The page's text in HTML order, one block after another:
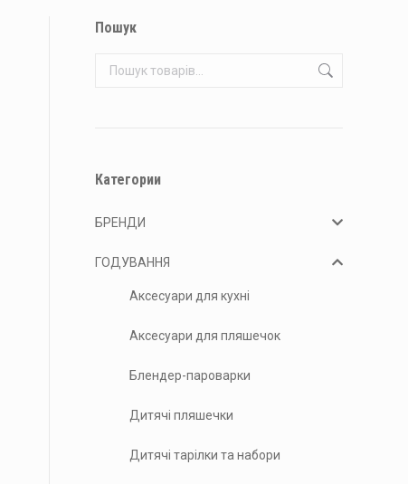
Пошук
Категории
БРЕНДИ
ГОДУВАННЯ
Аксесуари для кухні
Аксесуари для пляшечок
Блендер-пароварки
Дитячі пляшечки
Дитячі тарілки та набори